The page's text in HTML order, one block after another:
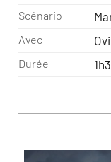
Scénario
Avec
Durée